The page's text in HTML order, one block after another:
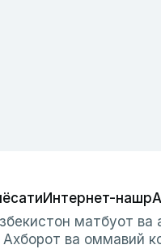
Интернет-нашр
матбуот
ва оммавий